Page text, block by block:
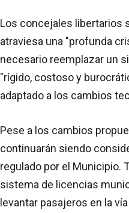
Los concejales libertarios
atraviesa una "profunda
necesario reemplazar un
"rígido, costoso y
adaptado a los cambios
Pese a los cambios
continuarán siendo
regulado por el Municipio.
sistema de licencias
levantar pasajeros en la